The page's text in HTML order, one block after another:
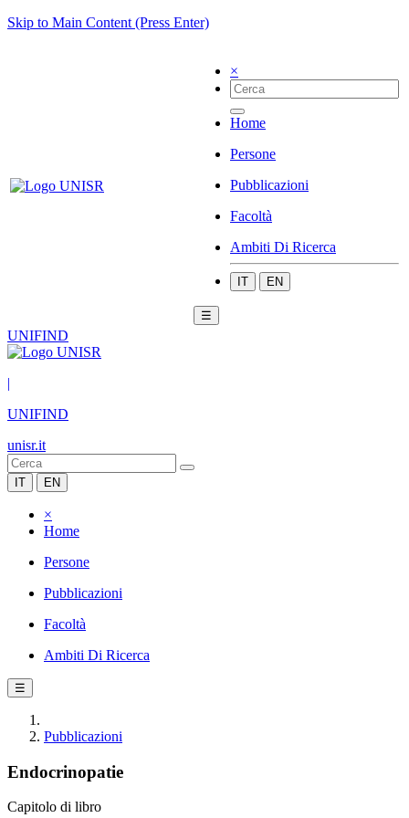
Skip to Main Content (Press Enter)
×
Home
Persone
Pubblicazioni
Facoltà
Ambiti Di Ricerca
IT EN
☰
UNIFIND
|
UNIFIND
unisr.it
IT EN
×
Home
Persone
Pubblicazioni
Facoltà
Ambiti Di Ricerca
☰
Pubblicazioni
Endocrinopatie
Capitolo di libro